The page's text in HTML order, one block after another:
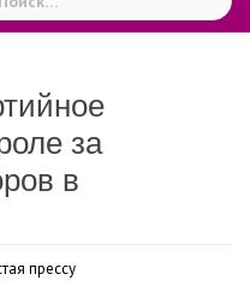
за
в
прессу